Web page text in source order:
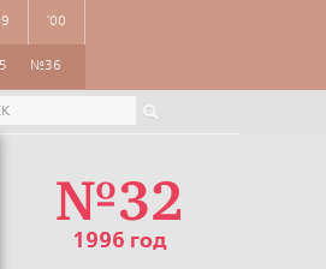
№36
'00
№32
1996 год